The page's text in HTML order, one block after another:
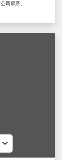
司联系。